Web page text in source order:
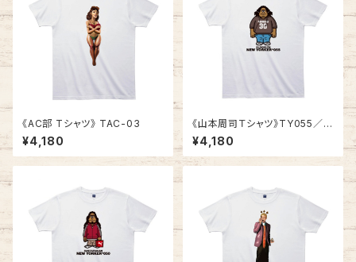
《AC部 Tシャツ》 TAC-03
¥4,180
《山本周司Ｔシャツ》TY055／
BLOOKLYN
¥4,180